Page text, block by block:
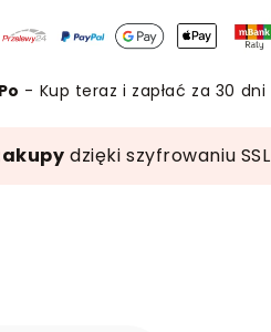
- Kup teraz i zapłać za 30 dni
dzięki szyfrowaniu SSL